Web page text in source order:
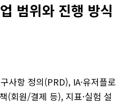
범위와 진행 방식
사항 정의(PRD), IA·유저플로
(회원/결제 등), 지표·실험 설